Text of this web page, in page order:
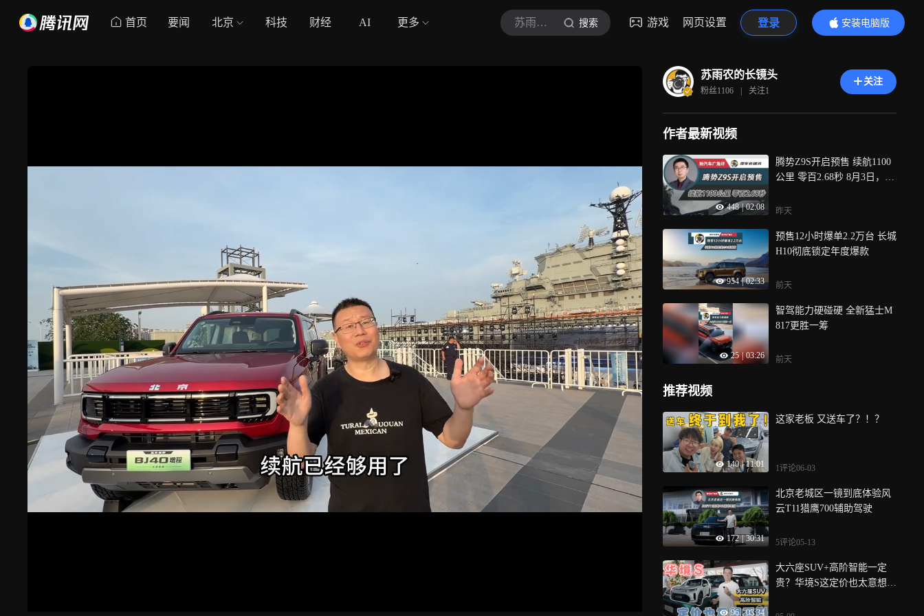
首页 要闻 北京 科技 财经 AI 更多 苏雨农的长镜头 搜索 游戏 网页设置 登录
安装电脑版
内容更精彩
苏雨农的长镜头
粉丝1106 | 关注1
关注
作者最新视频
448 | 02:08
腾势Z9S开启预售 续航1100
公里 零百2.68秒 8月3日，腾
但颜值能打，还有出众的性
头带你检阅一下它的实力
昨天
954 | 02:33
预售12小时爆单2.2万台 长城
H10彻底锁定年度爆款
前天
25 | 03:26
智驾能力硬碰硬 全新猛士M
817更胜一筹
前天
推荐视频
140 | 11:01
这家老板 又送车了？！？
1评论06-03
172 | 30:31
北京老城区一镜到底体验风
云T11猎鹰700辅助驾驶
5评论05-13
96 | 03:34
大六座SUV+高阶智能一定
贵？华境S这定价也太意想不